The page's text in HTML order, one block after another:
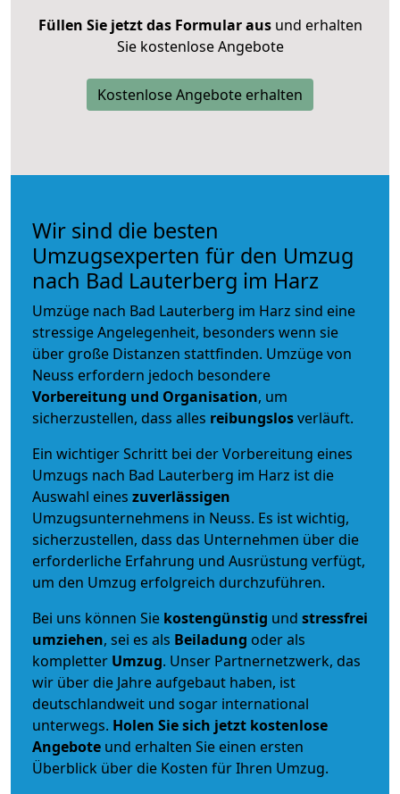
Füllen Sie jetzt das Formular ausund erhalten
Sie kostenlose Angebote
Kostenlose Angebote erhalten
Wir sind die besten
Umzugsexperten für den Umzug
nach Bad Lauterberg im Harz
Umzüge nach Bad Lauterberg im Harz sind eine
stressige Angelegenheit, besonders wenn sie
über große Distanzen stattfinden. Umzüge von
Neuss erfordern jedoch besondere
Vorbereitung und Organisation, um
sicherzustellen, dass alles reibungslosverläuft.
Ein wichtiger Schritt bei der Vorbereitung eines
Umzugs nach Bad Lauterberg im Harz ist die
Auswahl eines zuverlässigen
Umzugsunternehmens in Neuss. Es ist wichtig,
sicherzustellen, dass das Unternehmen über die
erforderliche Erfahrung und Ausrüstung verfügt,
um den Umzug erfolgreich durchzuführen.
Bei uns können Sie kostengünstig und stressfrei
umziehen, sei es als Beiladung oder als
kompletter Umzug. Unser Partnernetzwerk, das
wir über die Jahre aufgebaut haben, ist
deutschlandweit und sogar international
unterwegs. Holen Sie sich jetzt kostenlose
Angebote und erhalten Sie einen ersten
Überblick über die Kosten für Ihren Umzug.